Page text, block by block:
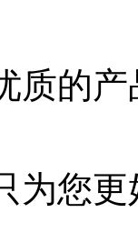
质的
为您